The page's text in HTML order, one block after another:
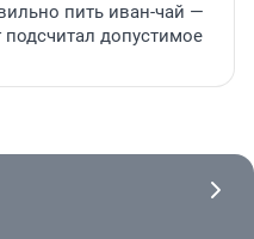
пить иван-чай —
допустимое